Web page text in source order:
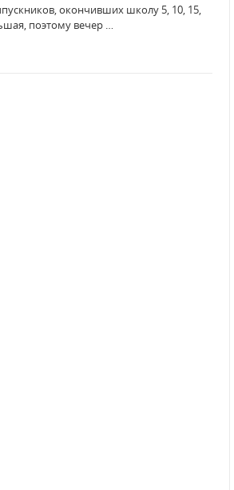
окончивших школу 5, 10, 15,
поэтому вечер …